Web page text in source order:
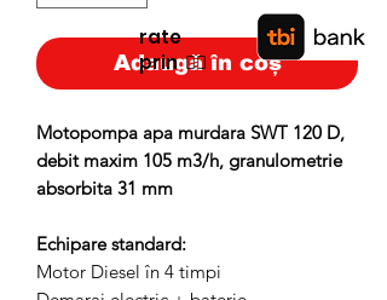
Adaugă în coș
Motopompa apa murdara SWT 120 D,
debit maxim 105 m3/h, granulometrie
absorbita 31 mm
Echipare standard:
Motor Diesel în 4 timpi
rate
prin👉🏿